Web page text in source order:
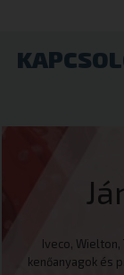
Iveco,
kenőanyagok és